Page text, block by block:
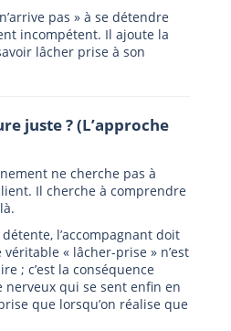
pas » à se détendre
incompétent. Il ajoute la
lâcher prise à son
juste ? (L’approche
ne cherche pas à
Il cherche à comprendre
l’accompagnant doit
« lâcher-prise » n’est
; c’est la conséquence
nerveux qui se sent enfin en
que lorsqu’on réalise que